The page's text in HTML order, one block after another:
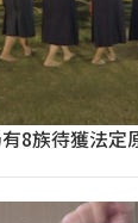
8族待獲法定